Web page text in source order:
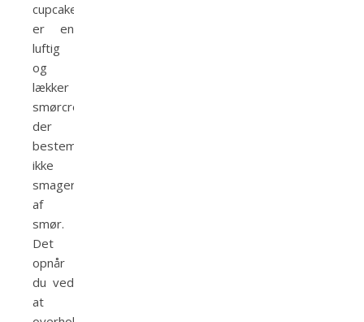
cupcakes
er en
luftig
og
lækker
smørcreme,
der
bestemt
ikke
smager
af
smør.
Det
opnår
du ved
at